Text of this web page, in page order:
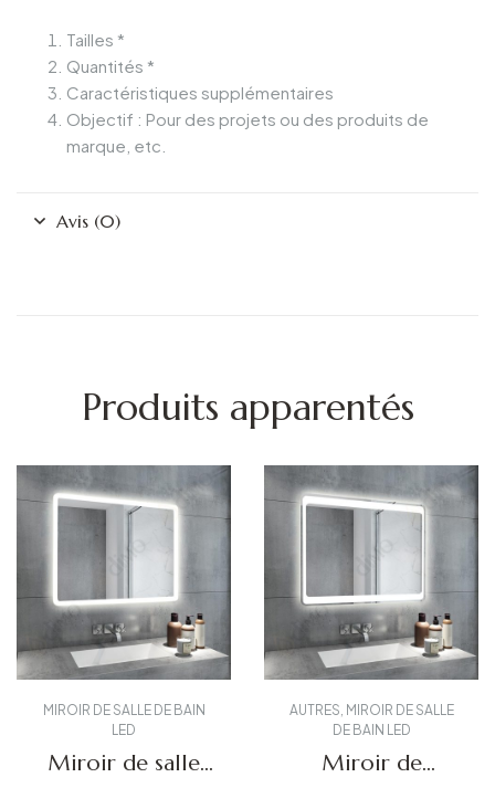
Tailles *
Quantités *
Caractéristiques supplémentaires
Objectif : Pour des projets ou des produits de
marque, etc.
Avis (0)
Produits apparentés
MIROIR DE SALLE DE BAIN
LED
Miroir de salle
AUTRES, MIROIR DE SALLE
DE BAIN LED
Miroir de